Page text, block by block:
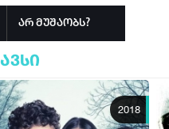
არ მუშაობს?
2018